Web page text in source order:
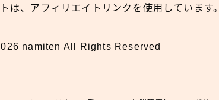
は、アフィリエイトリンクを使用しています。
namiten All Rights Reserved